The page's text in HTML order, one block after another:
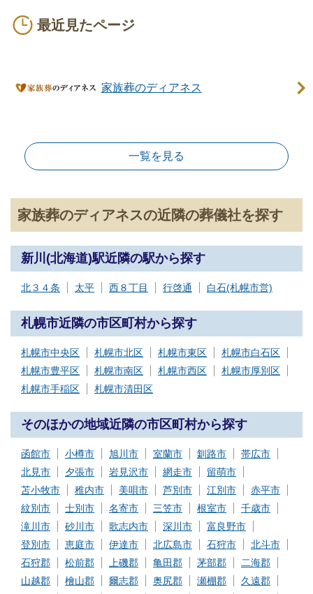
最近見たページ
家族葬のディアネス
一覧を見る
家族葬のディアネスの近隣の葬儀社を探す
新川(北海道)駅近隣の駅から探す
北３４条 太平 西８丁目 行啓通 白石(札幌市営)
札幌市近隣の市区町村から探す
札幌市中央区 札幌市北区 札幌市東区
札幌市白石区
札幌市豊平区
札幌市南区 札幌市西区
札幌市厚別区
札幌市手稲区
札幌市清田区
そのほかの地域近隣の市区町村から探す
函館市 小樽市 旭川市 室蘭市 釧路市
帯広市
北見市
夕張市 岩見沢市 網走市
留萌市
苫小牧市
稚内市 美唄市 芦別市 江別市
赤平市
紋別市
士別市 名寄市 三笠市 根室市
千歳市
滝川市
砂川市 歌志内市 深川市
富良野市
登別市
恵庭市 伊達市 北広島市 石狩市
北斗市
石狩郡
松前郡 上磯郡 亀田郡 茅部郡
二海郡
山越郡
檜山郡 爾志郡 奥尻郡 瀬棚郡
久遠郡